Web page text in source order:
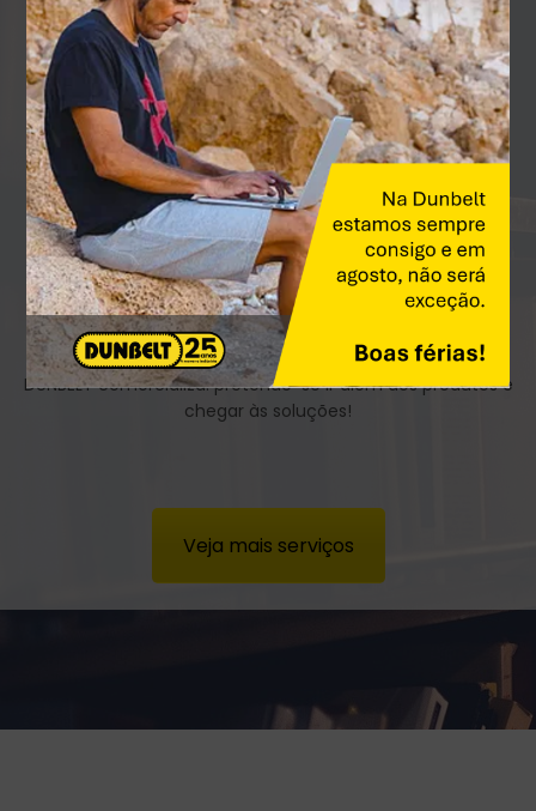
ACADEMIA DUNBELT​
RESPONSABILIDADE SOCIAL
O novo espaço de transferência de conhecimento
técnico.
A ACADEMIA DUNBELT não se limita aos produtos que a
DUNBELT comercializa: pretende-se ir além dos produtos e
chegar às soluções!
Veja mais serviços